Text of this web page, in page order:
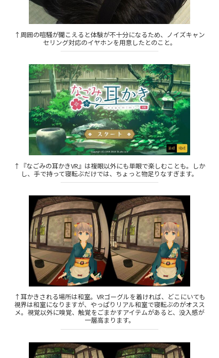
↑周囲の喧騒が聞こえると体験が不十分になるため、ノイズキャン
セリング対応のイヤホンを用意したとのこと。
↑『なごみの耳かきVR』は複眼以外にも単眼で楽しむことも。しか
し、手で持って寝転ぶだけでは、ちょっと物足りなすぎます。
↑耳かきされる場所は和室。VRゴーグルを着ければ、どこにいても
視界は和室になりますが、やっぱりリアル和室で寝転ぶのがオスス
メ。視覚以外に嗅覚、触覚をごまかすアイテムがあると、没入感が
一層高まります。